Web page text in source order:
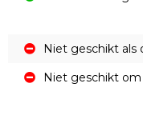
Niet geschikt als
Niet geschikt